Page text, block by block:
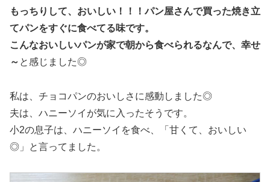
もっちりして、おいしい！！！パン屋さんで買った焼き立
てパンをすぐに食べてる味です。
こんなおいしいパンが家で朝から食べられるなんで、幸せ
～ と感じました◎
私は、チョコパンのおいしさに感動しました◎
夫は、ハニーソイが気に入ったそうです。
小2の息子は、ハニーソイを食べ、「甘くて、おいしい
◎」と言ってました。